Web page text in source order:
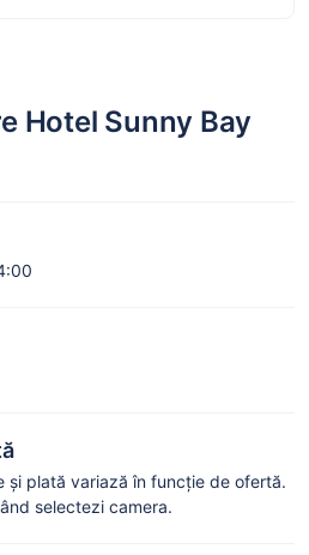
Hotel Sunny Bay
și plată variază în funcție de ofertă.
selectezi camera.